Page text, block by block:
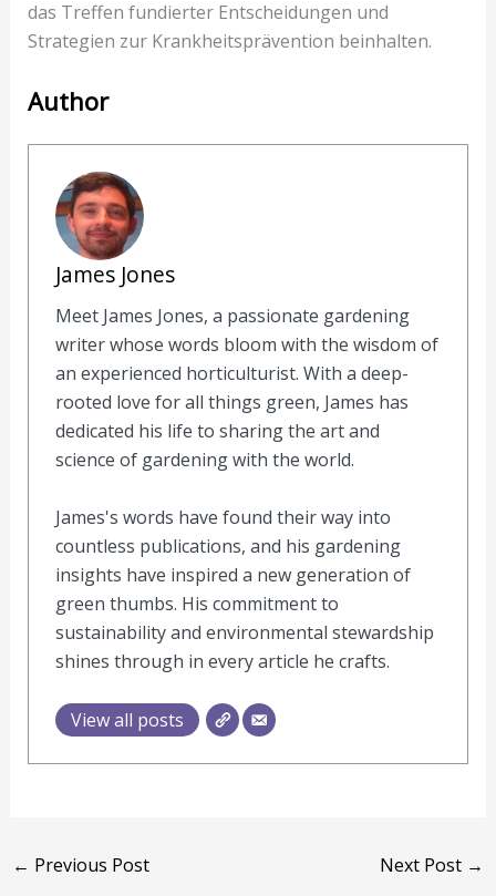
das Treffen fundierter Entscheidungen und
Strategien zur Krankheitsprävention beinhalten.
Author
James Jones
Meet James Jones, a passionate gardening
writer whose words bloom with the wisdom of
an experienced horticulturist. With a deep-
rooted love for all things green, James has
dedicated his life to sharing the art and
science of gardening with the world.
James's words have found their way into
countless publications, and his gardening
insights have inspired a new generation of
green thumbs. His commitment to
sustainability and environmental stewardship
shines through in every article he crafts.
View all posts
← Previous Post Next Post →